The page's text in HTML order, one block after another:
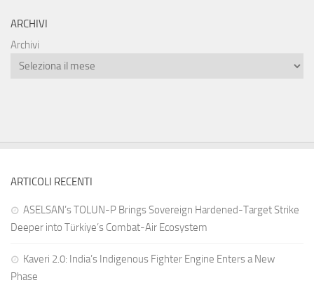
ARCHIVI
Archivi
ARTICOLI RECENTI
ASELSAN’s TOLUN-P Brings Sovereign Hardened-Target Strike
Deeper into Türkiye’s Combat-Air Ecosystem
Kaveri 2.0: India’s Indigenous Fighter Engine Enters a New
Phase